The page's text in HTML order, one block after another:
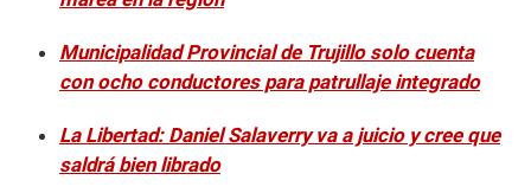
Municipalidad Provincial de Trujillo solo cuenta
con ocho conductores para patrullaje integrado
La Libertad: Daniel Salaverry va a juicio y cree que
saldrá bien librado